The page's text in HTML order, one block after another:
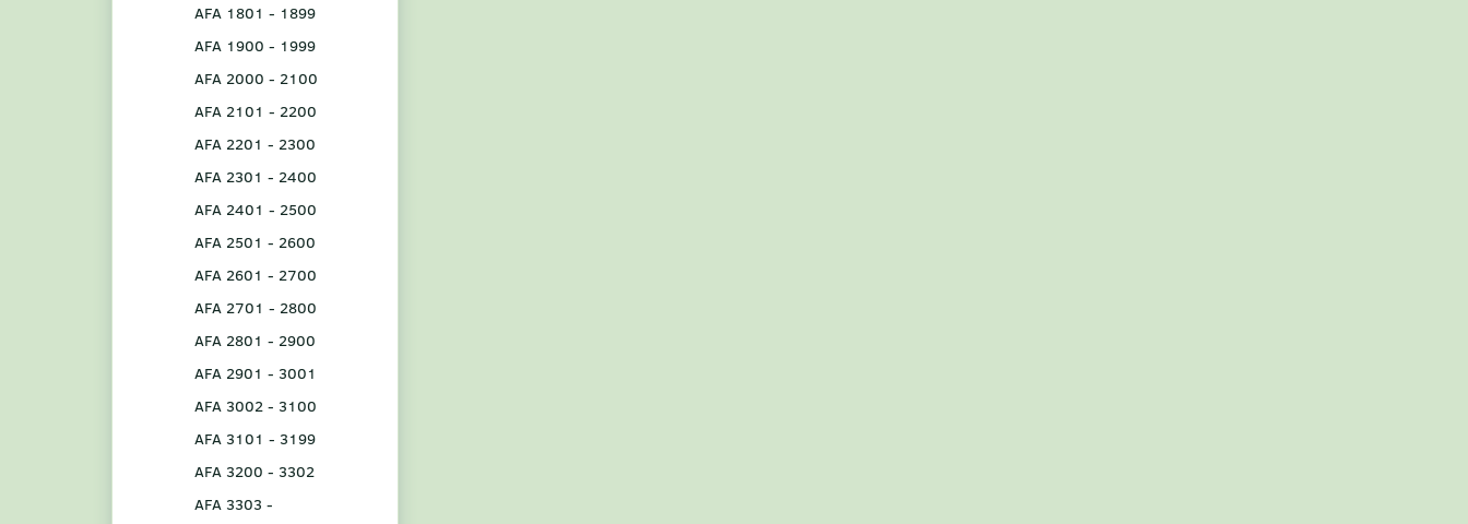
AFA 1801 - 1899
AFA 1900 - 1999
AFA 2000 - 2100
AFA 2101 - 2200
AFA 2201 - 2300
AFA 2301 - 2400
AFA 2401 - 2500
AFA 2501 - 2600
AFA 2601 - 2700
AFA 2701 - 2800
AFA 2801 - 2900
AFA 2901 - 3001
AFA 3002 - 3100
AFA 3101 - 3199
AFA 3200 - 3302
AFA 3303 -